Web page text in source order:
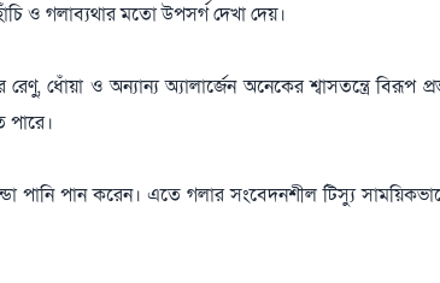
ও গলাব্যথার মতো উপসর্গ দেখা দেয়।
ধোঁয়া ও অন্যান্য অ্যালার্জেন অনেকের শ্বাসতন্ত্রে বিরূপ
পারে।
পানি পান করেন। এতে গলার সংবেদনশীল টিস্যু